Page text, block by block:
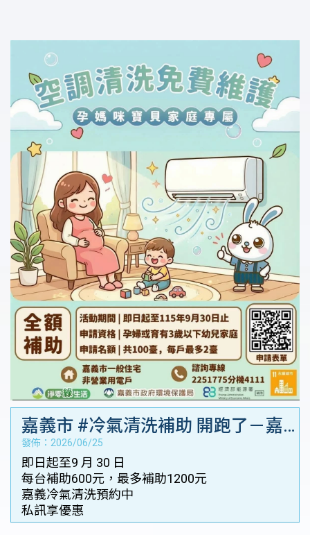
嘉義市 #冷氣清洗補助 開跑了－嘉
義洗冷氣｜嘉義冷氣檢修
發佈：2026/06/25
即日起至9 月 30 日
每台補助600元，最多補助1200元
嘉義冷氣清洗預約中
私訊享優惠